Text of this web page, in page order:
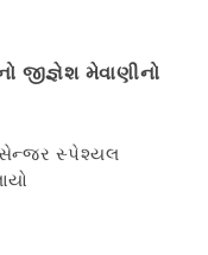
જીજ્ઞેશ મેવાણીનો